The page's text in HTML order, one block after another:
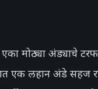
एका मोठ्या अंड्याचे
एक लहान अंडे सहज